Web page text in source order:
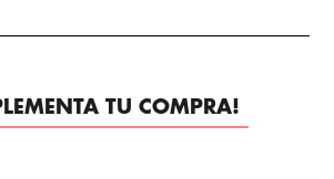
TU COMPRA!